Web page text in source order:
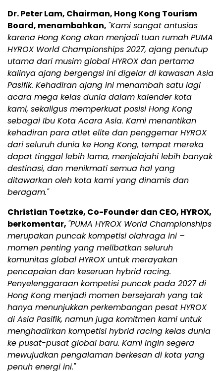
Dr. Peter Lam, Chairman, Hong Kong Tourism
Board, menambahkan, "Kami sangat antusias
karena Hong Kong akan menjadi tuan rumah PUMA
HYROX World Championships 2027, ajang penutup
utama dari musim global HYROX dan pertama
kalinya ajang bergengsi ini digelar di kawasan Asia
Pasifik. Kehadiran ajang ini menambah satu lagi
acara mega kelas dunia dalam kalender kota
kami, sekaligus memperkuat posisi Hong Kong
sebagai Ibu Kota Acara Asia. Kami menantikan
kehadiran para atlet elite dan penggemar HYROX
dari seluruh dunia ke Hong Kong, tempat mereka
dapat tinggal lebih lama, menjelajahi lebih banyak
destinasi, dan menikmati semua hal yang
ditawarkan oleh kota kami yang dinamis dan
beragam."
Christian Toetzke, Co-Founder dan CEO, HYROX,
berkomentar, "PUMA HYROX World Championships
merupakan puncak kompetisi olahraga ini –
momen penting yang melibatkan seluruh
komunitas global HYROX untuk merayakan
pencapaian dan keseruan hybrid racing.
Penyelenggaraan kompetisi puncak pada 2027 di
Hong Kong menjadi momen bersejarah yang tak
hanya menunjukkan perkembangan pesat HYROX
di Asia Pasifik, namun juga komitmen kami untuk
menghadirkan kompetisi hybrid racing kelas dunia
ke pusat-pusat global baru. Kami ingin segera
mewujudkan pengalaman berkesan di kota yang
penuh energi ini."